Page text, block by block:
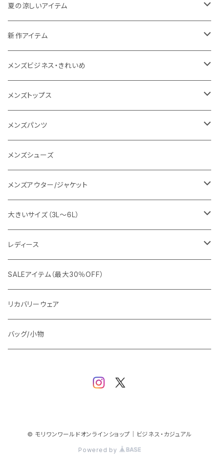
THE NORTH FACE
NANGA
1PIU1UGUALE3 RELAX
go slow caravan
SY32 by SWEET YEARS
URBAN SQUARE
EDWIN
snow peak
G-stage
TETEHOMME
TAION
夏の涼しいアイテム
メンズ
レディース
新作アイテム
メンズ
レディース
メンズビジネス・きれいめ
スーツ
カジュアルセットアップ
スラックス
ワイシャツ
シューズ
フォーマル
Tシャツ/ポロシャツ
メンズトップス
Tシャツ/カットソー
シャツ/ポロシャツ
パーカー/スウェット
ニット
メンズパンツ
デニムパンツ
イージーパンツ
スラックス
メンズシューズ
メンズアウター/ジャケット
ジャケット
カジュアルジャケット
ビジネスジャケット
ブルゾン
コート
マウンテンパーカー/アウトドア
ダウン / 中綿アウター
大きいサイズ（3L～6L）
ビジネス
セットアップ
ワイシャツ
カジュアル
ニット/Tシャツ/カットソー
スウェット/パーカー
アウター
レディース
アウター
トップス（ブラウス/カットソー）
ジャケット
SALEアイテム（最大30％OFF）
リカバリーウェア
バッグ/小物
© モリワンワールドオンラインショップ｜ビジネス・カジュアル
Powered by